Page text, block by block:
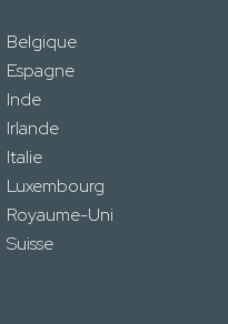
Belgique
Espagne
Inde
Irlande
Italie
Luxembourg
Royaume-Uni
Suisse